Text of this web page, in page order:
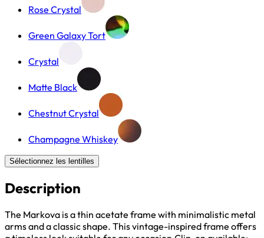
Rose Crystal
Green Galaxy Tort
Crystal
Matte Black
Chestnut Crystal
Champagne Whiskey
Sélectionnez les lentilles
Description
The Markova is a thin acetate frame with minimalistic metal
arms and a classic shape. This vintage-inspired frame offers